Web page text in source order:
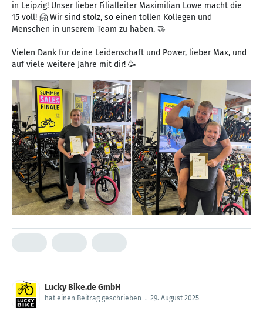
in Leipzig! Unser lieber Filialleiter Maximilian Löwe macht die
15 voll! 🤗 Wir sind stolz, so einen tollen Kollegen und
Menschen in unserem Team zu haben. 🤝
Vielen Dank für deine Leidenschaft und Power, lieber Max, und
auf viele weitere Jahre mit dir! 🥳
Lucky Bike.de GmbH
hat einen Beitrag geschrieben . 29. August 2025